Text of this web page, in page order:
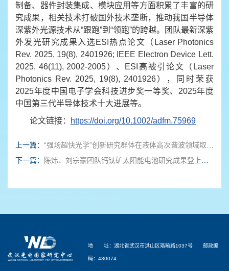
制备、器件封装集成、模块应用等方面积累了丰富的研
究成果，相关技术打破国外技术垄断，推动我国半导体
深紫外光源技术从“跟跑”到“领跑”的跨越。团队最新深紫
外发光研究成果入选ESI热点论文（Laser Photonics
Rev. 2025, 19(8), 2401926; IEEE Electron Device Lett.
2025, 46(11), 2002-2005）、ESI高被引论文（Laser
Photonics Rev. 2025, 19(8), 2401926），同时荣获
2025年度中国电子学会科技进步奖一等奖、2025年度
中国第三代半导体技术十大进展等。
论文链接：
https://doi.org/10.1002/adfm.75969
上一篇： “强场超快光学”创新研究群体在液体高次谐波领域取得最新研究进展
下一篇：
陈炜、刘宗豪团队钙钛矿太阳能电池研究成果登上《科学》
地 址：湖北省武汉市洪山区珞喻路1037号 邮政编
码：430074